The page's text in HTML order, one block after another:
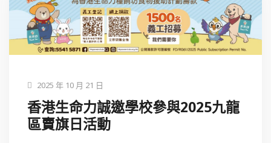
2025 年 10 月 21 日
香港生命力誠邀學校參與2025九龍
區賣旗日活動